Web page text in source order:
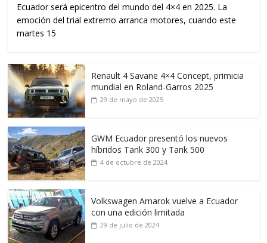
Ecuador será epicentro del mundo del 4×4 en 2025. La
emoción del trial extremo arranca motores, cuando este
martes 15
Renault 4 Savane 4×4 Concept, primicia
mundial en Roland-Garros 2025
29 de mayo de 2025
GWM Ecuador presentó los nuevos
híbridos Tank 300 y Tank 500
4 de octubre de 2024
Volkswagen Amarok vuelve a Ecuador
con una edición limitada
29 de julio de 2024